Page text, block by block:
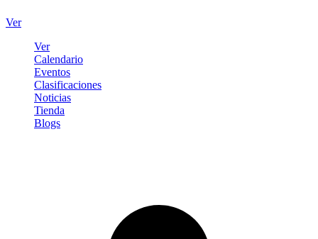
Ver
Ver
Calendario
Eventos
Clasificaciones
Noticias
Tienda
Blogs